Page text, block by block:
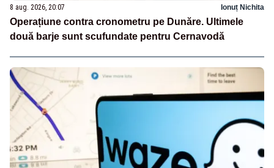
8 aug. 2026, 20:07 Ionuț Nichita
Operațiune contra cronometru pe Dunăre. Ultimele
două barje sunt scufundate pentru Cernavodă